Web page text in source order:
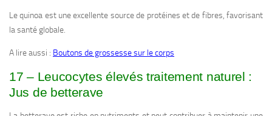
Le quinoa est une excellente source de protéines et de fibres, favorisant
la santé globale.
A lire aussi : Boutons de grossesse sur le corps
17 – Leucocytes élevés traitement naturel :
Jus de betterave